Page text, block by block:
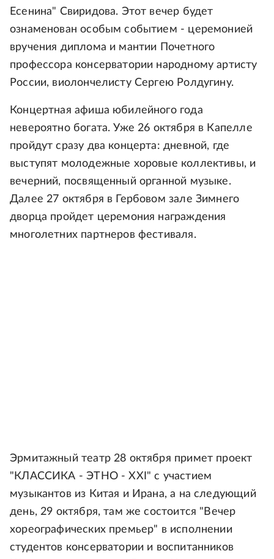
Есенина" Свиридова. Этот вечер будет
ознаменован особым событием - церемонией
вручения диплома и мантии Почетного
профессора консерватории народному артисту
России, виолончелисту Сергею Ролдугину.
Концертная афиша юбилейного года
невероятно богата. Уже 26 октября в Капелле
пройдут сразу два концерта: дневной, где
выступят молодежные хоровые коллективы, и
вечерний, посвященный органной музыке.
Далее 27 октября в Гербовом зале Зимнего
дворца пройдет церемония награждения
многолетних партнеров фестиваля.
Эрмитажный театр 28 октября примет проект
"КЛАССИКА - ЭТНО - XXI" с участием
музыкантов из Китая и Ирана, а на следующий
день, 29 октября, там же состоится "Вечер
хореографических премьер" в исполнении
студентов консерватории и воспитанников